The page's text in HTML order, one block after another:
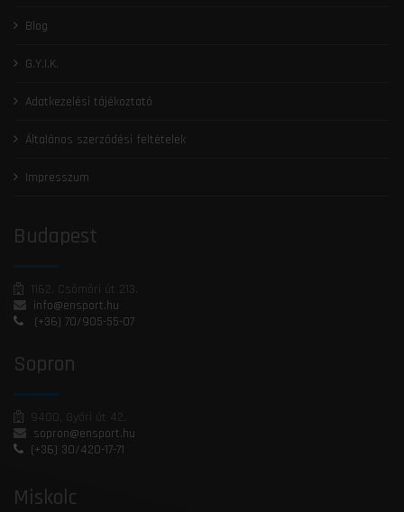
Blog
G.Y.I.K.
Adatkezelési tájékoztató
Általános szerződési feltételek
Impresszum
Budapest
1162, Csömöri út 213.
info@ensport.hu
(+36) 70/905-55-07
Sopron
9400, Győri út 42.
sopron@ensport.hu
(+36) 30/420-17-71
Miskolc